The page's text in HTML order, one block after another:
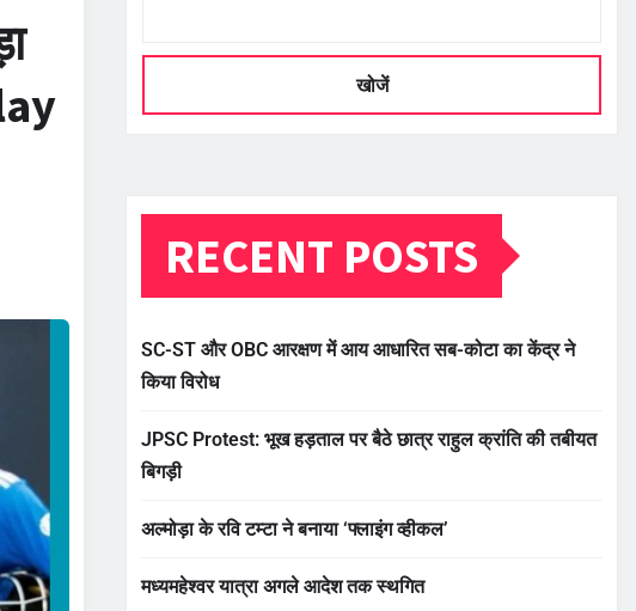
खोजें
RECENT POSTS
SC-ST और OBC आरक्षण में आय आधारित सब-कोटा का केंद्र ने
किया विरोध
JPSC Protest: भूख हड़ताल पर बैठे छात्र राहुल क्रांति की तबीयत
बिगड़ी
अल्मोड़ा के रवि टम्टा ने बनाया ‘फ्लाइंग व्हीकल’
मध्यमहेश्वर यात्रा अगले आदेश तक स्थगित